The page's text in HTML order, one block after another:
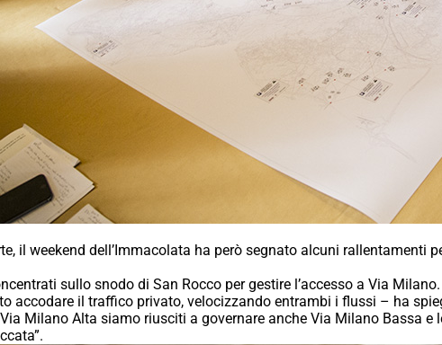
il weekend dell’Immacolata ha però segnato alcuni
sullo snodo di San Rocco per gestire l’accesso a Via
accodare il traffico privato, velocizzando entrambi i flussi – ha
Milano Alta siamo riusciti a governare anche Via Milano Bassa